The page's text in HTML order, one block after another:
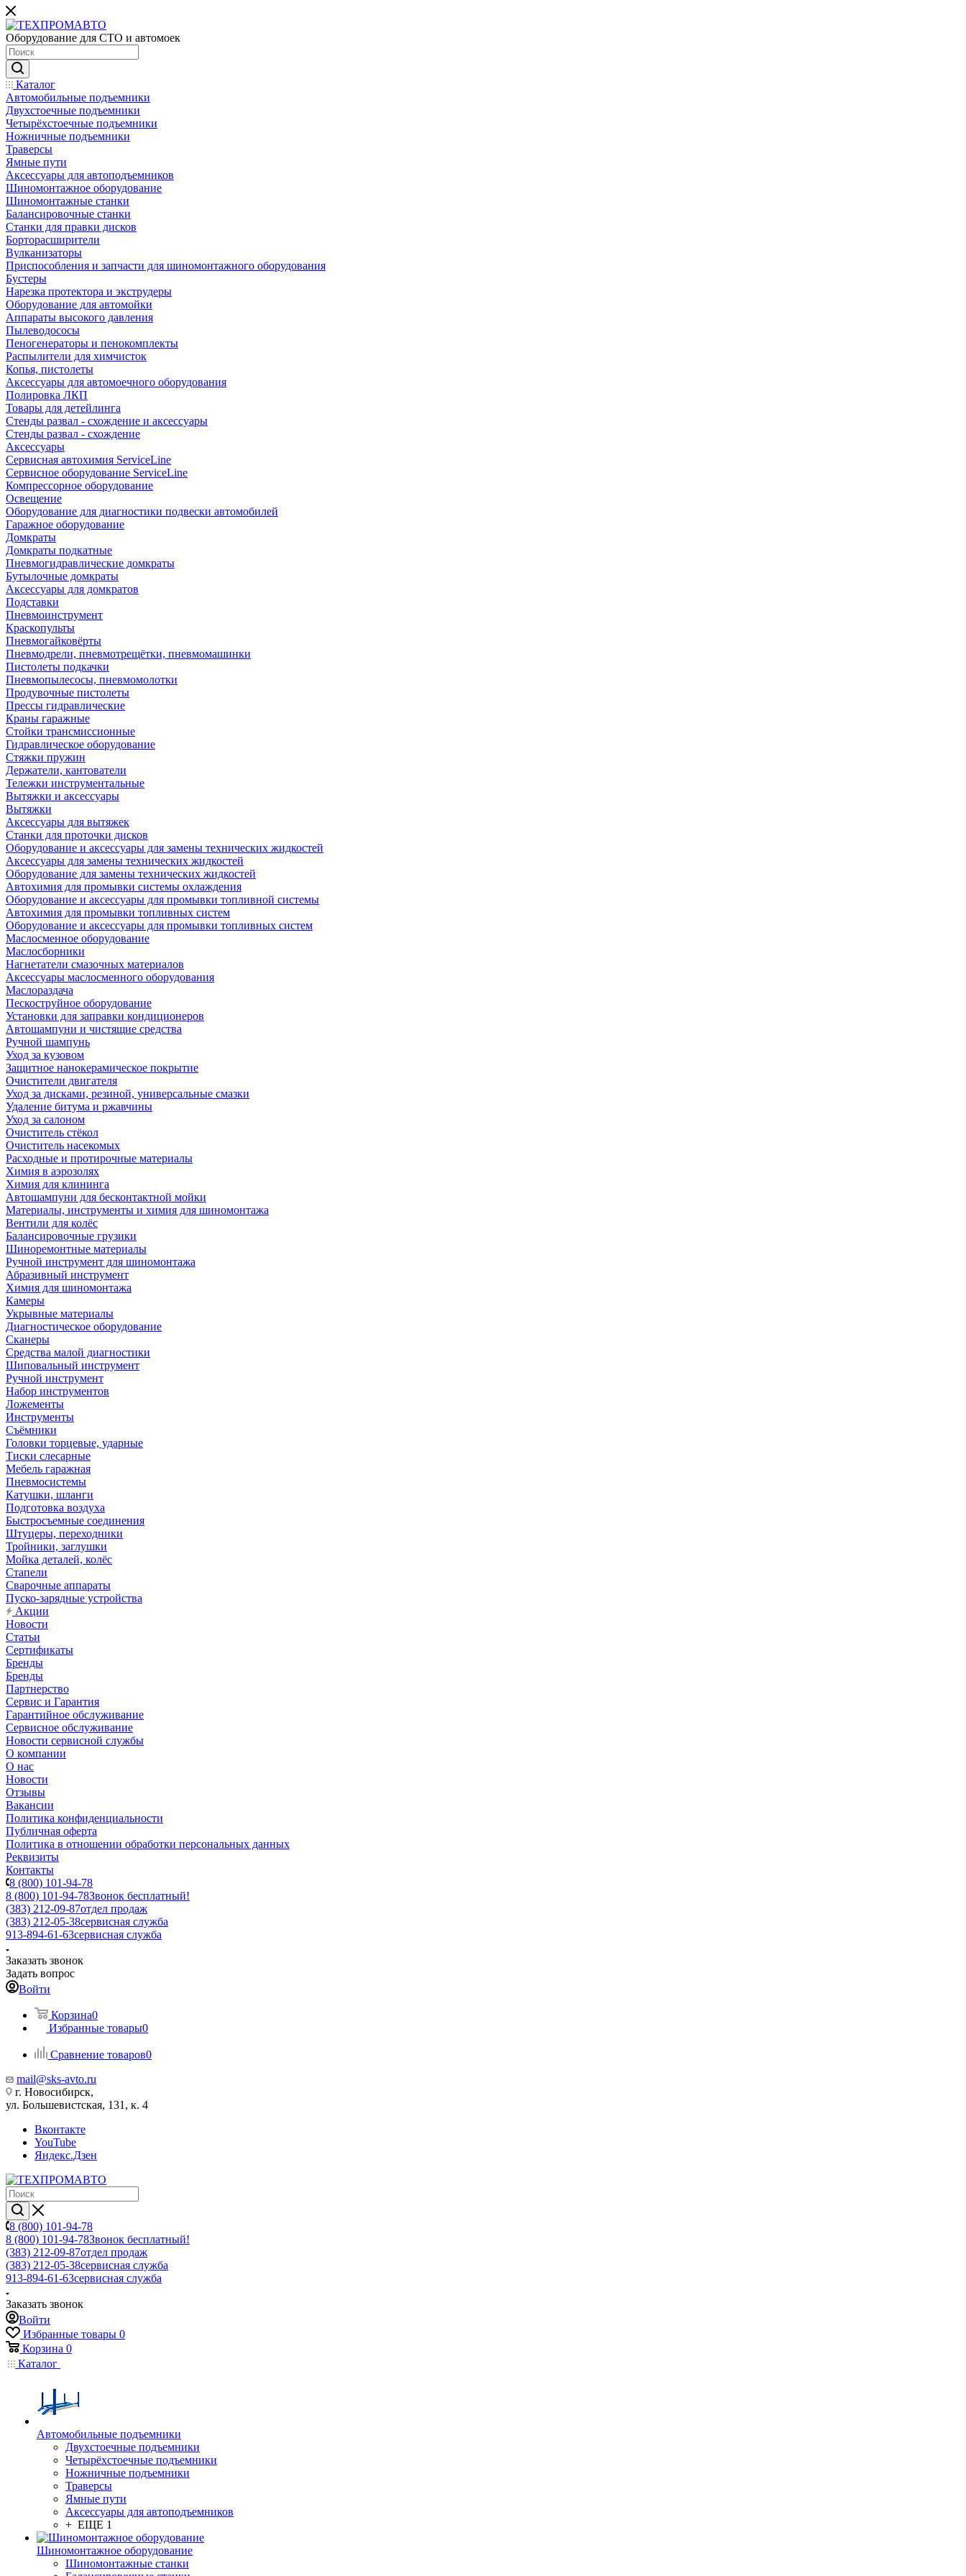
Оборудование для СТО и автомоек
Каталог
Автомобильные подъемники
Двухстоечные подъемники
Четырёхстоечные подъемники
Ножничные подъемники
Траверсы
Ямные пути
Аксессуары для автоподъемников
Шиномонтажное оборудование
Шиномонтажные станки
Балансировочные станки
Станки для правки дисков
Борторасширители
Вулканизаторы
Приспособления и запчасти для шиномонтажного оборудования
Бустеры
Нарезка протектора и экструдеры
Оборудование для автомойки
Аппараты высокого давления
Пылеводососы
Пеногенераторы и пенокомплекты
Распылители для химчисток
Копья, пистолеты
Аксессуары для автомоечного оборудования
Полировка ЛКП
Товары для детейлинга
Стенды развал - схождение и аксессуары
Стенды развал - схождение
Аксессуары
Сервисная автохимия ServiceLine
Сервисное оборудование ServiceLine
Компрессорное оборудование
Освещение
Оборудование для диагностики подвески автомобилей
Гаражное оборудование
Домкраты
Домкраты подкатные
Пневмогидравлические домкраты
Бутылочные домкраты
Аксессуары для домкратов
Подставки
Пневмоинструмент
Краскопульты
Пневмогайковёрты
Пневмодрели, пневмотрещётки, пневмомашинки
Пистолеты подкачки
Пневмопылесосы, пневмомолотки
Продувочные пистолеты
Прессы гидравлические
Краны гаражные
Стойки трансмиссионные
Гидравлическое оборудование
Стяжки пружин
Держатели, кантователи
Тележки инструментальные
Вытяжки и аксессуары
Вытяжки
Аксессуары для вытяжек
Станки для проточки дисков
Оборудование и аксессуары для замены технических жидкостей
Аксессуары для замены технических жидкостей
Оборудование для замены технических жидкостей
Автохимия для промывки системы охлаждения
Оборудование и аксессуары для промывки топливной системы
Автохимия для промывки топливных систем
Оборудование и аксессуары для промывки топливных систем
Маслосменное оборудование
Маслосборники
Нагнетатели смазочных материалов
Аксессуары маслосменного оборудования
Маслораздача
Пескоструйное оборудование
Установки для заправки кондиционеров
Автошампуни и чистящие средства
Ручной шампунь
Уход за кузовом
Защитное нанокерамическое покрытие
Очистители двигателя
Уход за дисками, резиной, универсальные смазки
Удаление битума и ржавчины
Уход за салоном
Очиститель стёкол
Очиститель насекомых
Расходные и протирочные материалы
Химия в аэрозолях
Химия для клининга
Автошампуни для бесконтактной мойки
Материалы, инструменты и химия для шиномонтажа
Вентили для колёс
Балансировочные грузики
Шиноремонтные материалы
Ручной инструмент для шиномонтажа
Абразивный инструмент
Химия для шиномонтажа
Камеры
Укрывные материалы
Диагностическое оборудование
Сканеры
Средства малой диагностики
Шиповальный инструмент
Ручной инструмент
Набор инструментов
Ложементы
Инструменты
Съёмники
Головки торцевые, ударные
Тиски слесарные
Мебель гаражная
Пневмосистемы
Катушки, шланги
Подготовка воздуха
Быстросъемные соединения
Штуцеры, переходники
Тройники, заглушки
Мойка деталей, колёс
Стапели
Сварочные аппараты
Пуско-зарядные устройства
Акции
Новости
Статьи
Сертификаты
Бренды
Бренды
Партнерство
Сервис и Гарантия
Гарантийное обслуживание
Сервисное обслуживание
Новости сервисной службы
О компании
О нас
Новости
Отзывы
Вакансии
Политика конфиденциальности
Публичная оферта
Политика в отношении обработки персональных данных
Реквизиты
Контакты
8 (800) 101-94-78
8 (800) 101-94-78Звонок бесплатный!
(383) 212-09-87отдел продаж
(383) 212-05-38сервисная служба
913-894-61-63сервисная служба
Заказать звонок
Задать вопрос
Войти
Корзина0
Избранные товары0
Сравнение товаров0
mail@sks-avto.ru
г. Новосибирск,
ул. Большевистская, 131, к. 4
Вконтакте
YouTube
Яндекс.Дзен
8 (800) 101-94-78
8 (800) 101-94-78Звонок бесплатный!
(383) 212-09-87отдел продаж
(383) 212-05-38сервисная служба
913-894-61-63сервисная служба
Заказать звонок
Войти
Избранные товары 0
Корзина 0
Каталог
Автомобильные подъемники
Двухстоечные подъемники
Четырёхстоечные подъемники
Ножничные подъемники
Траверсы
Ямные пути
Аксессуары для автоподъемников
+ ЕЩЕ 1
Шиномонтажное оборудование
Шиномонтажные станки